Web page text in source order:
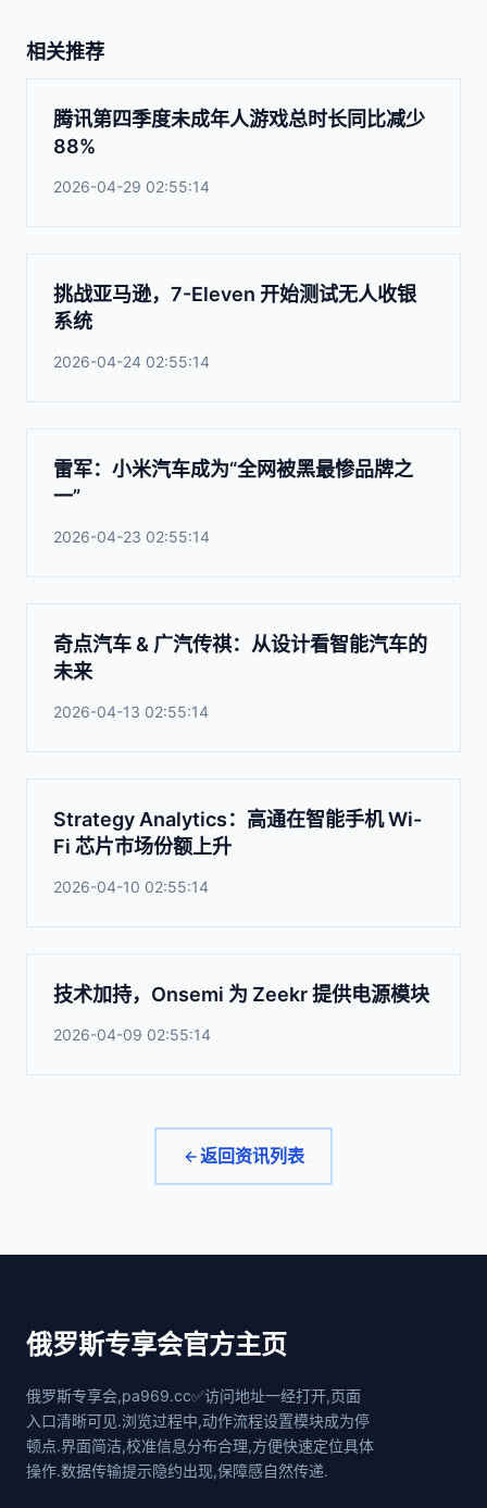
相关推荐
腾讯第四季度未成年人游戏总时长同比减少
88%
2026-04-29 02:55:14
挑战亚马逊，7-Eleven 开始测试无人收银
系统
2026-04-24 02:55:14
雷军：小米汽车成为“全网被黑最惨品牌之
一”
2026-04-23 02:55:14
奇点汽车 & 广汽传祺：从设计看智能汽车的
未来
2026-04-13 02:55:14
Strategy Analytics：高通在智能手机 Wi-
Fi 芯片市场份额上升
2026-04-10 02:55:14
技术加持，Onsemi 为 Zeekr 提供电源模块
2026-04-09 02:55:14
返回资讯列表
俄罗斯专享会官方主页
俄罗斯专享会,pa969.cc✅访问地址一经打开,页面
入口清晰可见.浏览过程中,动作流程设置模块成为停
顿点.界面简洁,校准信息分布合理,方便快速定位具体
操作.数据传输提示隐约出现,保障感自然传递.